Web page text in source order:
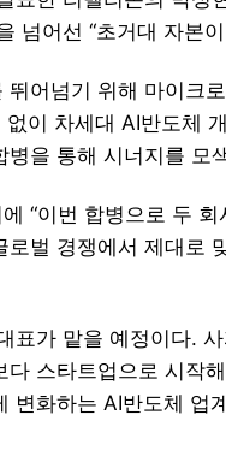
넘어선 “초거대 자본
어넘기 위해 마이크
이 차세대 AI반도체
을 통해 시너지를 모
“이번 합병으로 두
벌 경쟁에서 제대로
표가 맡을 예정이다.
다 스타트업으로 시작
변화하는 AI반도체 업